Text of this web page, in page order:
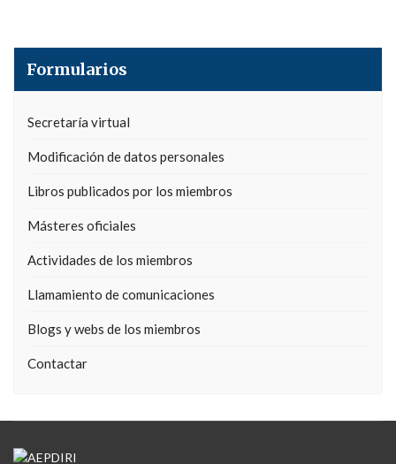
Formularios
Secretaría virtual
Modificación de datos personales
Libros publicados por los miembros
Másteres oficiales
Actividades de los miembros
Llamamiento de comunicaciones
Blogs y webs de los miembros
Contactar